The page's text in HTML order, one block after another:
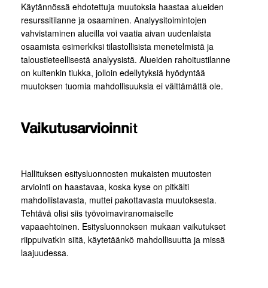
Käytännössä ehdotettuja muutoksia haastaa alueiden
resurssitilanne ja osaaminen. Analyysitoimintojen
vahvistaminen alueilla voi vaatia aivan uudenlaista
osaamista esimerkiksi tilastollisista menetelmistä ja
taloustieteellisestä analyysistä. Alueiden rahoitustilanne
on kuitenkin tiukka, jolloin edellytyksiä hyödyntää
muutoksen tuomia mahdollisuuksia ei välttämättä ole.
Vaikutusarvioinnit
Hallituksen esitysluonnosten mukaisten muutosten
arviointi on haastavaa, koska kyse on pitkälti
mahdollistavasta, muttei pakottavasta muutoksesta.
Tehtävä olisi siis työvoimaviranomaiselle
vapaaehtoinen. Esitysluonnoksen mukaan vaikutukset
riippuivatkin siitä, käytetäänkö mahdollisuutta ja missä
laajuudessa.